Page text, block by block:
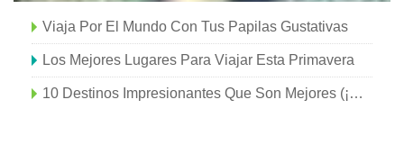
Viaja Por El Mundo Con Tus Papilas Gustativas
Los Mejores Lugares Para Viajar Esta Primavera
10 Destinos Impresionantes Que Son Mejores (¡y Más Baratos!) Para Visitar En Otoño